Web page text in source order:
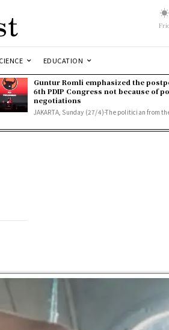
EDUCATION
Guntur Romli emphasized the
6th PDIP Congress not because of
negotiations
JAKARTA, Sunday (27/4)-The politician from